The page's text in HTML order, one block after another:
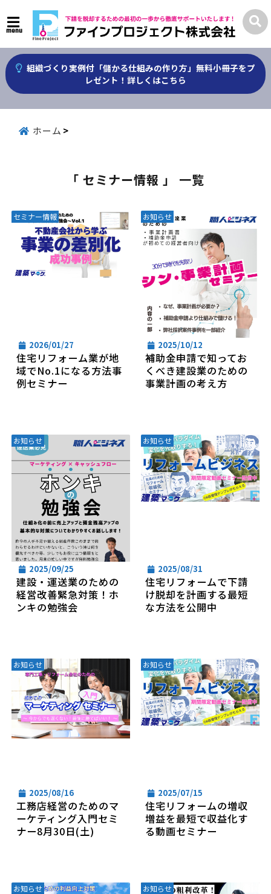
menu
組織づくり実例付「儲かる仕組みの作り方」無料小冊子をプ
レゼント！詳しくはこちら
ホーム
「 セミナー情報 」 一覧
セミナー情報
2026/01/27
住宅リフォーム業が地
域でNo.1になる方法事
例セミナー
お知らせ
2025/10/12
補助金申請で知ってお
くべき建設業のための
事業計画の考え方
お知らせ
2025/09/25
建設・運送業のための
経営改善緊急対策！ホ
ンキの勉強会
お知らせ
2025/08/31
住宅リフォームで下請
け脱却を計画する最短
な方法を公開中
お知らせ
2025/08/16
工務店経営のためのマ
ーケティング入門セミ
ナー8月30日(土)
お知らせ
2025/07/15
住宅リフォームの増収
増益を最短で収益化す
る動画セミナー
お知らせ お知らせ